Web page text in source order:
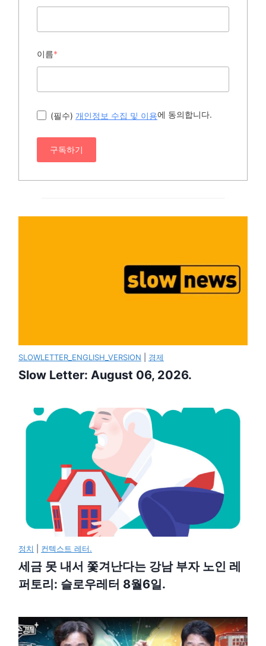
이름*
(필수) 개인정보 수집 및 이용에 동의합니다.
구독하기
SLOWLETTER_ENGLISH_VERSION 경제
Slow Letter: August 06, 2026.
정치 컨텍스트 레터.
세금 못 내서 쫓겨난다는 강남 부자 노인 레
퍼토리: 슬로우레터 8월6일.